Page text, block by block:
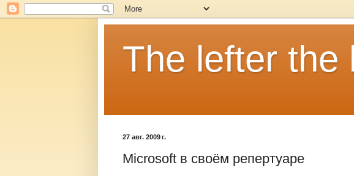
The lefter the
27 авг. 2009 г.
Microsoft в своём репертуаре